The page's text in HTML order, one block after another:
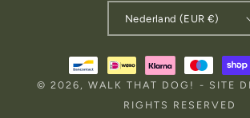
Nederland (EUR €)
Betaalmethoden
© 2026, WALK THAT DOG! - SITE
RIGHTS RESERVED